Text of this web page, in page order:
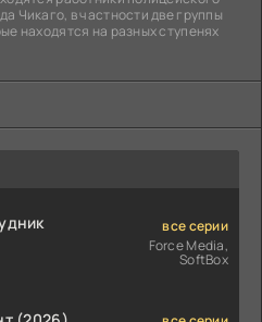
Чикаго, в частности две группы
находятся на разных ступенях
все серии
Force Media,
SoftBox